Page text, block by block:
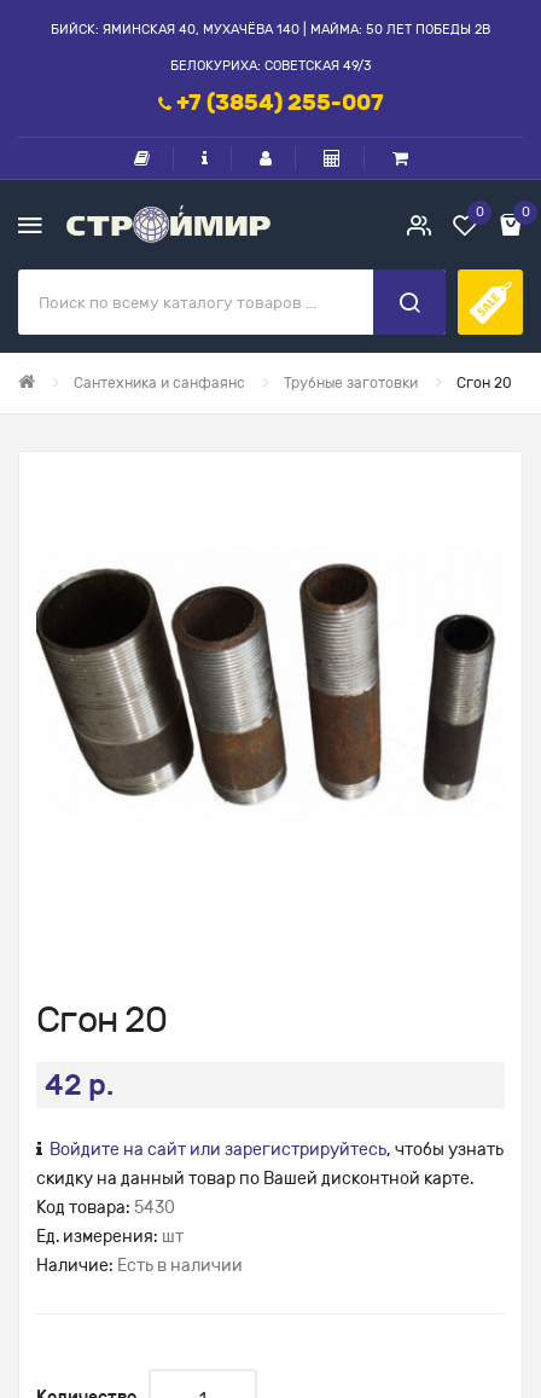
БИЙСК: ЯМИНСКАЯ 40, МУХАЧЁВА 140 | МАЙМА: 50 ЛЕТ ПОБЕДЫ 2В
БЕЛОКУРИХА: СОВЕТСКАЯ 49/3
+7 (3854) 255-007
0 0
Сантехника и санфаянс Трубные заготовки Сгон 20
Сгон 20
42 р.
Войдите на сайт или зарегистрируйтесь, чтобы узнать
скидку на данный товар по Вашей дисконтной карте.
Код товара: 5430
Ед. измерения: шт
Наличие: Есть в наличии